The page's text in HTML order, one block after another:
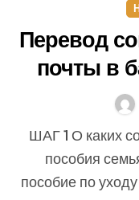
Перевод
почты в
ШАГ 1 О каких соцвыплатах идет речь пенсии
пособия
пособие по